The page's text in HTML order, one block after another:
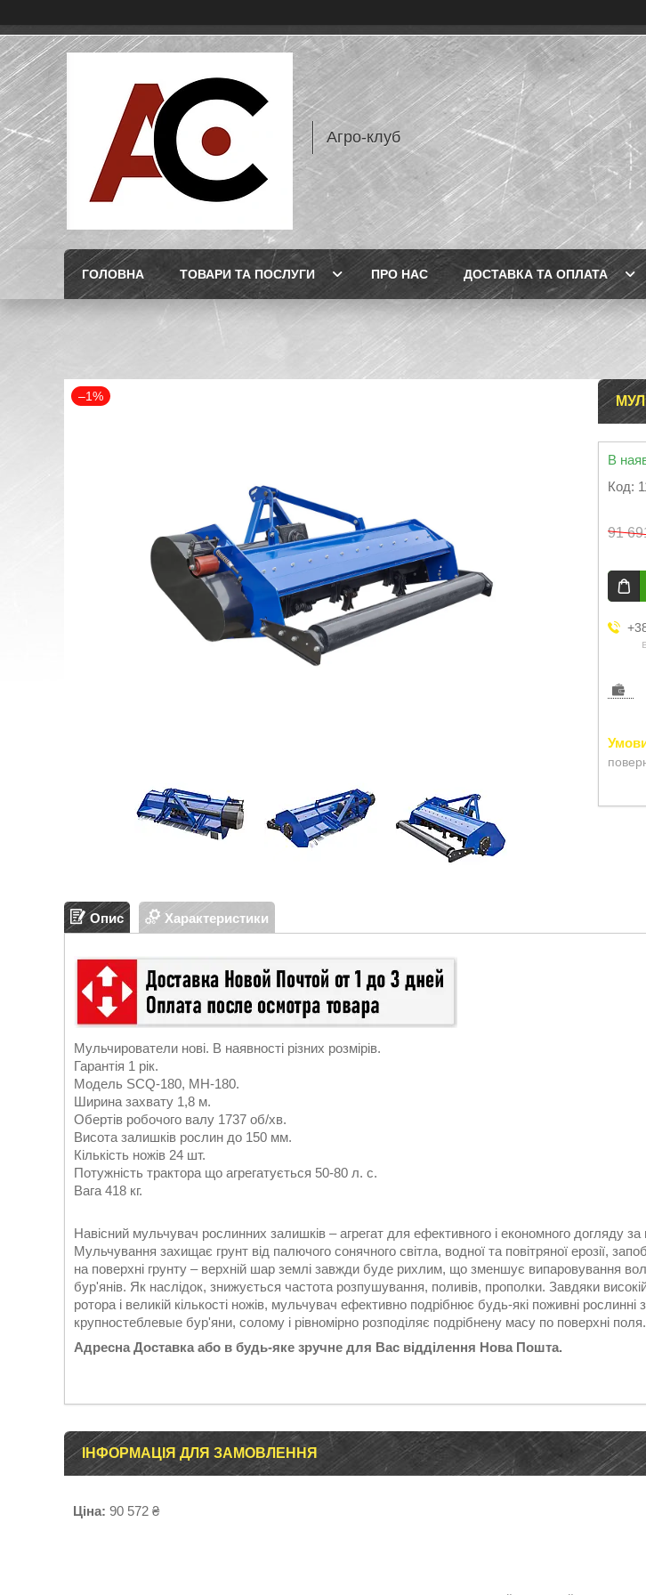
Агро-клуб
ГОЛОВНА ТОВАРИ ТА ПОСЛУГИ ПРО НАС ДОСТАВКА ТА ОПЛАТА
–1%
В
Код:
91
Опис Характеристики
Мульчирователи нові. В наявності різних розмірів.
Гарантія 1 рік.
Модель SCQ-180, МН-180.
Ширина захвату 1,8 м.
Обертів робочого валу 1737 об/хв.
Висота залишків рослин до 150 мм.
Кількість ножів 24 шт.
Потужність трактора що агрегатується 50-80 л. с.
Вага 418 кг.
Навісний мульчувач рослинних залишків – агрегат для ефективного і економного догляду за
Мульчування захищає грунт від палючого сонячного світла, водної та повітряної ерозії,
на поверхні грунту – верхній шар землі завжди буде рихлим, що зменшує випаровування
бур'янів. Як наслідок, знижується частота розпушування, поливів, прополки. Завдяки
ротора і великій кількості ножів, мульчувач ефективно подрібнює будь-які поживні
крупностеблевые бур'яни, солому і рівномірно розподіляє подрібнену масу по поверхні поля.
Адресна Доставка або в будь-яке зручне для Вас відділення Нова Пошта.
ІНФОРМАЦІЯ ДЛЯ ЗАМОВЛЕННЯ
Ціна: 90 572 ₴